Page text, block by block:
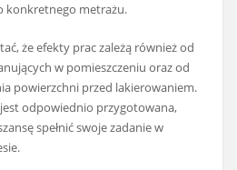
konkretnego metrażu.
że efekty prac zależą również od
w pomieszczeniu oraz od
powierzchni przed lakierowaniem.
jest odpowiednio przygotowana,
spełnić swoje zadanie w